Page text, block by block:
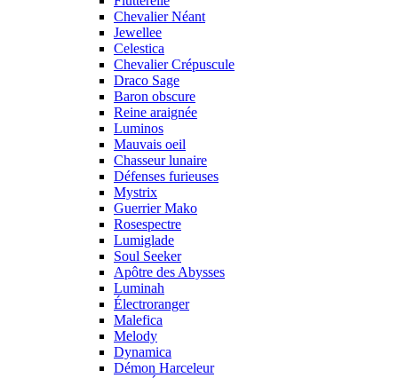
Chevalier Néant
Jewellee
Celestica
Chevalier Crépuscule
Draco Sage
Baron obscure
Reine araignée
Luminos
Mauvais oeil
Chasseur lunaire
Défenses furieuses
Mystrix
Guerrier Mako
Rosespectre
Lumiglade
Soul Seeker
Apôtre des Abysses
Luminah
Électroranger
Malefica
Melody
Dynamica
Démon Harceleur